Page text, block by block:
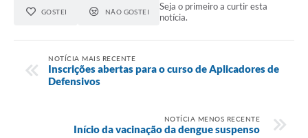
GOSTEI NÃO GOSTEI
Seja o primeiro a curtir esta
notícia.
NOTÍCIA MAIS RECENTE
Inscrições abertas para o curso de Aplicadores de
Defensivos
NOTÍCIA MENOS RECENTE
Início da vacinação da dengue suspenso